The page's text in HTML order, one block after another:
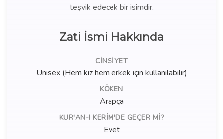
teşvik edecek bir isimdir.
Zati İsmi Hakkında
CINSIYET
Unisex (Hem kız hem erkek için kullanılabilir)
KÖKEN
Arapça
KUR'AN-I KERIM'DE GEÇER MI?
Evet